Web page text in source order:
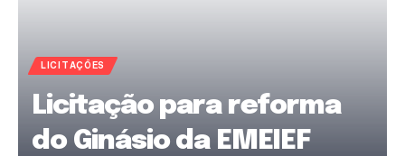
LICITAÇÕES
Licitação para reforma
do Ginásio da EMEIEF